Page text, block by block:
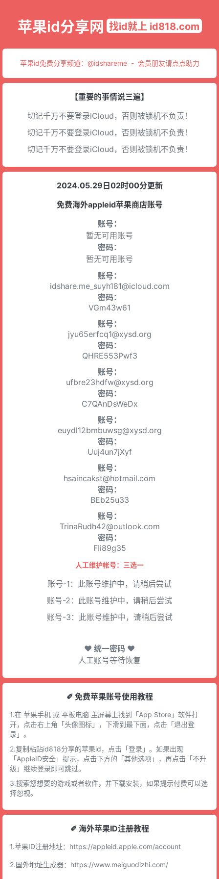
苹果id分享网 找id就上 id818.com
苹果id免费分享频道： @idshareme- 会员朋友请点点助力
【重要的事情说三遍】
切记千万不要登录iCloud，否则被锁机不负责！
切记千万不要登录iCloud，否则被锁机不负责！
切记千万不要登录iCloud，否则被锁机不负责！
2024.05.29日02时00分更新
免费海外appleid苹果商店账号
账号：
暂无可用账号
密码：
暂无可用账号
账号：
idshare.me_suyh181@icloud.com
密码：
VGm43w61
账号：
jyu65erfcq1@xysd.org
密码：
QHRE553Pwf3
账号：
ufbre23hdfw@xysd.org
密码：
C7QAnDsWeDx
账号：
euydl12bmbuwsg@xysd.org
密码：
Uuj4un7jXyf
账号：
hsaincakst@hotmail.com
密码：
BEb25u33
账号：
TrinaRudh42@outlook.com
密码：
FIi89g35
人工维护帐号：三选一
账号-1：此账号维护中，请稍后尝试
账号-2：此账号维护中，请稍后尝试
账号-3：此账号维护中，请稍后尝试
♥ 统一密码 ♥
人工账号等待恢复
✐ 免费苹果账号使用教程
1.在 苹果手机 或 平板电脑 主屏幕上找到「App Store」软件打
开，点击右上角「头像图标」，下滑到最下面，点击「退出登
录」。
2.复制粘贴id818分享的苹果id，点击「登录」。如果出现
「AppleID安全」提示，点击下方的「其他选项」，再点击「不升
级」继续登录即可跳过。
3.搜索您想要的游戏或者软件，并下载安装，如果提示付费可以选
择忽视。
✐ 海外苹果ID注册教程
1.苹果ID注册地址： https://appleid.apple.com/account
2.国外地址生成器： https://www.meiguodizhi.com/